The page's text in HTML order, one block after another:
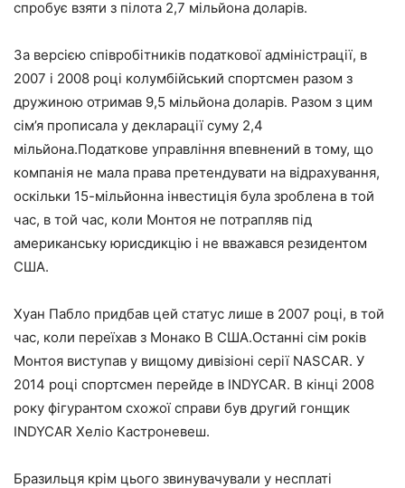
спробує взяти з пілота 2,7 мільйона доларів.
За версією співробітників податкової адміністрації, в
2007 і 2008 році колумбійський спортсмен разом з
дружиною отримав 9,5 мільйона доларів. Разом з цим
сім’я прописала у декларації суму 2,4
мільйона.Податкове управління впевнений в тому, що
компанія не мала права претендувати на відрахування,
оскільки 15-мільйонна інвестиція була зроблена в той
час, в той час, коли Монтоя не потрапляв під
американську юрисдикцію і не вважався резидентом
США.
Хуан Пабло придбав цей статус лише в 2007 році, в той
час, коли переїхав з Монако В США.Останні сім років
Монтоя виступав у вищому дивізіоні серії NASCAR. У
2014 році спортсмен перейде в INDYCAR. В кінці 2008
року фігурантом схожої справи був другий гонщик
INDYCAR Хеліо Кастроневеш.
Бразильця крім цього звинувачували у несплаті